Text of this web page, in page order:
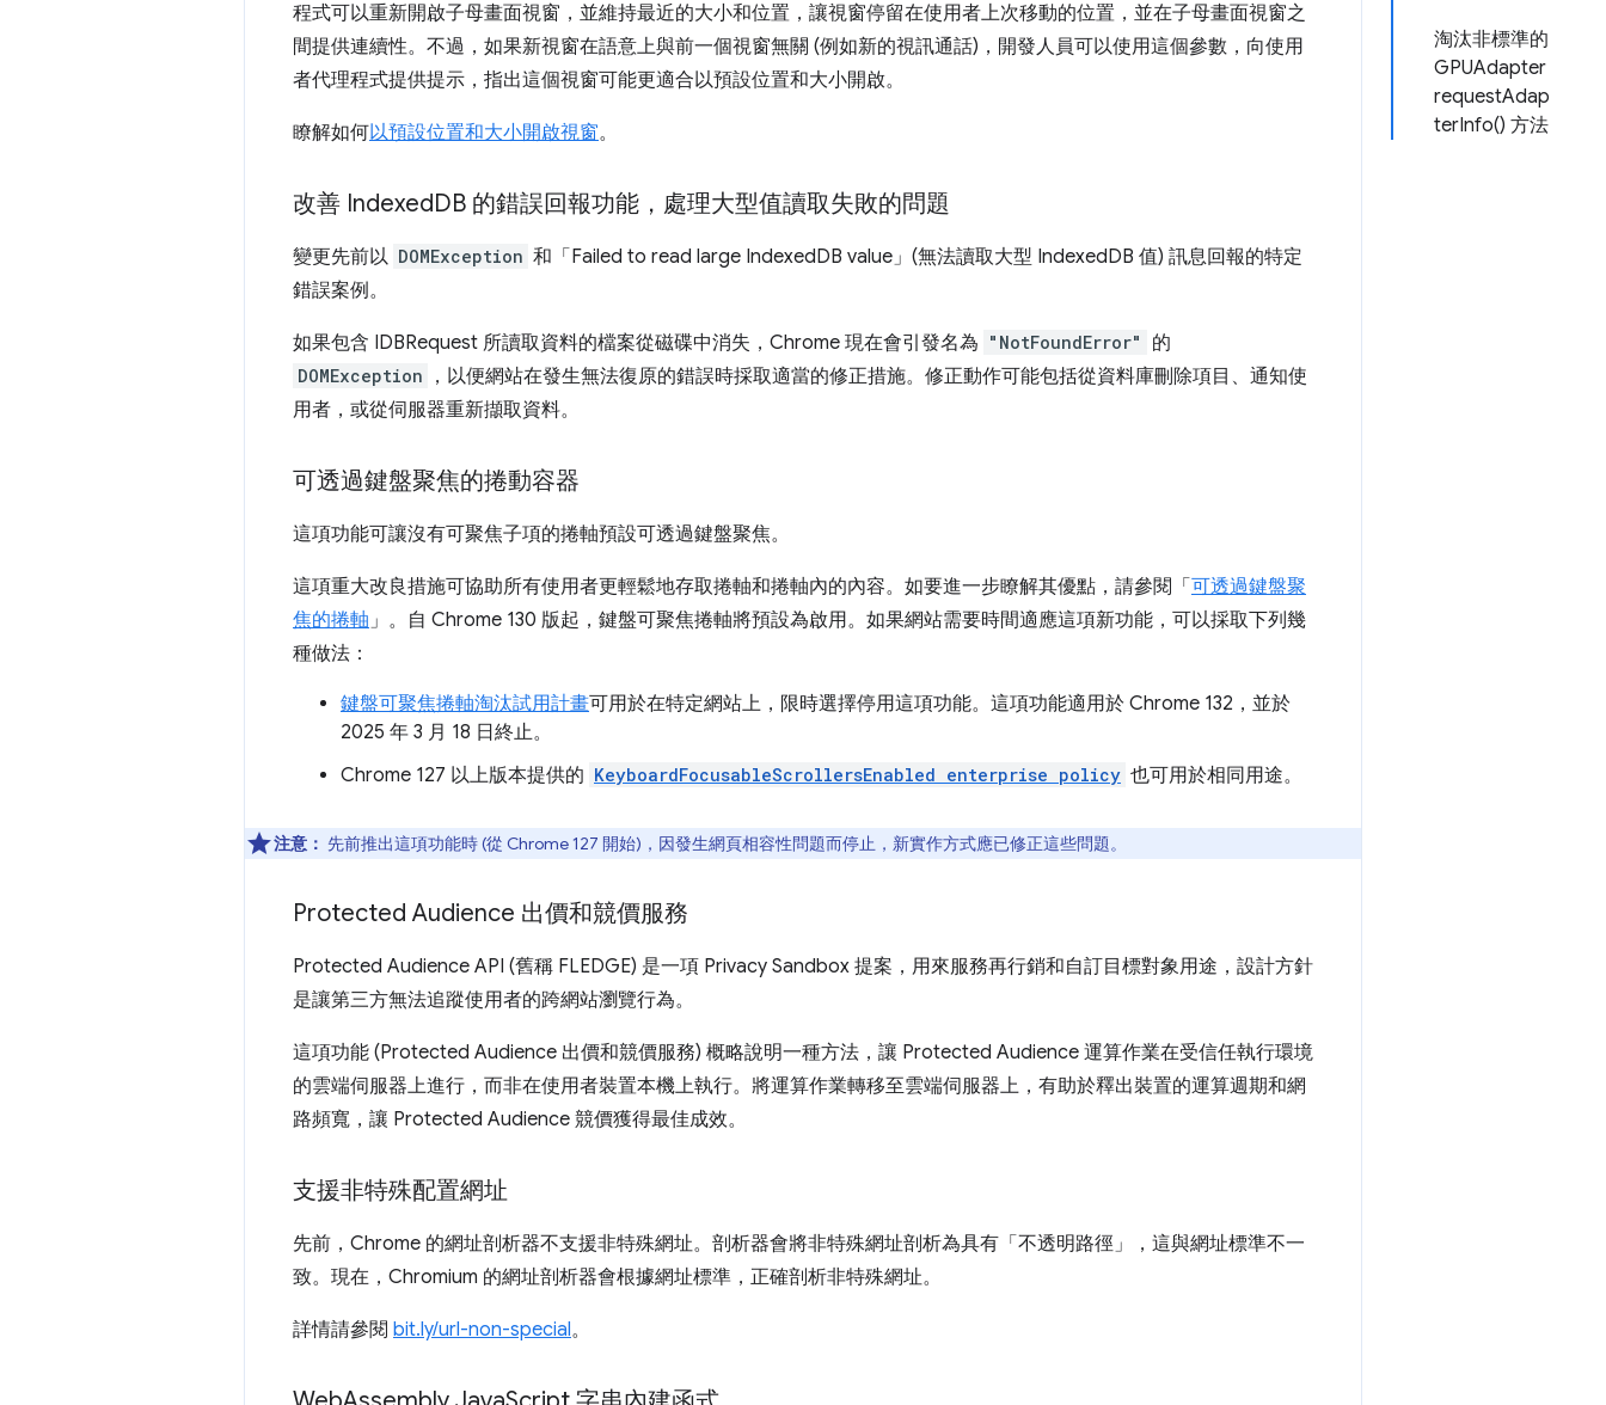
淘汰非標準的
GPUAdapter
requestAdap
terInfo() 方法
程式可以重新開啟子母畫面視窗，並維持最近的大小和位置，讓視窗停留在使用者上次移動的位置，並在子母畫面視窗之
間提供連續性。不過，如果新視窗在語意上與前一個視窗無關 (例如新的視訊通話)，開發人員可以使用這個參數，向使用
者代理程式提供提示，指出這個視窗可能更適合以預設位置和大小開啟。
瞭解如何以預設位置和大小開啟視窗。
改善 IndexedDB 的錯誤回報功能，處理大型值讀取失敗的問題
變更先前以 DOMException 和「Failed to read large IndexedDB value」(無法讀取大型 IndexedDB 值) 訊息回報的特定
錯誤案例。
如果包含 IDBRequest 所讀取資料的檔案從磁碟中消失，Chrome 現在會引發名為 "NotFoundError" 的
DOMException
，以便網站在發生無法復原的錯誤時採取適當的修正措施。修正動作可能包括從資料庫刪除項目、通知使
用者，或從伺服器重新擷取資料。
可透過鍵盤聚焦的捲動容器
這項功能可讓沒有可聚焦子項的捲軸預設可透過鍵盤聚焦。
這項重大改良措施可協助所有使用者更輕鬆地存取捲軸和捲軸內的內容。如要進一步瞭解其優點，請參閱「 可透過鍵盤聚
焦的捲軸」。自 Chrome 130 版起，鍵盤可聚焦捲軸將預設為啟用。如果網站需要時間適應這項新功能，可以採取下列幾
種做法：
鍵盤可聚焦捲軸淘汰試用計畫可用於在特定網站上，限時選擇停用這項功能。這項功能適用於 Chrome 132，並於
2025 年 3 月 18 日終止。
Chrome 127 以上版本提供的 KeyboardFocusableScrollersEnabled enterprise policy 也可用於相同用途。
注意： 先前推出這項功能時 (從 Chrome 127 開始)，因發生網頁相容性問題而停止，新實作方式應已修正這些問題。
Protected Audience 出價和競價服務
Protected Audience API (舊稱 FLEDGE) 是一項 Privacy Sandbox 提案，用來服務再行銷和自訂目標對象用途，設計方針
是讓第三方無法追蹤使用者的跨網站瀏覽行為。
這項功能 (Protected Audience 出價和競價服務) 概略說明一種方法，讓 Protected Audience 運算作業在受信任執行環境
的雲端伺服器上進行，而非在使用者裝置本機上執行。將運算作業轉移至雲端伺服器上，有助於釋出裝置的運算週期和網
路頻寬，讓 Protected Audience 競價獲得最佳成效。
支援非特殊配置網址
先前，Chrome 的網址剖析器不支援非特殊網址。剖析器會將非特殊網址剖析為具有「不透明路徑」，這與網址標準不一
致。現在，Chromium 的網址剖析器會根據網址標準，正確剖析非特殊網址。
詳情請參閱 bit.ly/url-non-special。